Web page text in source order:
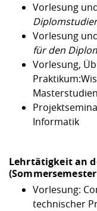
Vorlesung
Vorlesung
für den
Vorlesung,
Praktikum:
Informatik
Lehrtätigkeit an
Vorlesung:
technischer